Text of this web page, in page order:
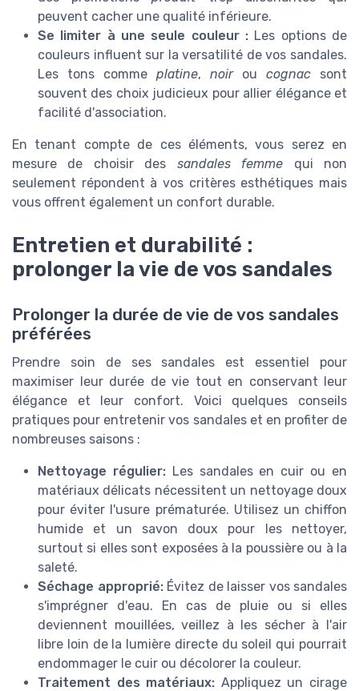
peuvent cacher une qualité inférieure.
Se limiter à une seule couleur : Les options de
couleurs influent sur la versatilité de vos sandales.
Les tons comme platine, noirou cognac sont
souvent des choix judicieux pour allier élégance et
facilité d'association.
En tenant compte de ces éléments, vous serez en
mesure de choisir des sandales femme qui non
seulement répondent à vos critères esthétiques mais
vous offrent également un confort durable.
Entretien et durabilité :
prolonger la vie de vos sandales
Prolonger la durée de vie de vos sandales
préférées
Prendre soin de ses sandales est essentiel pour
maximiser leur durée de vie tout en conservant leur
élégance et leur confort. Voici quelques conseils
pratiques pour entretenir vos sandales et en profiter de
nombreuses saisons :
Nettoyage régulier:Les sandales en cuir ou en
matériaux délicats nécessitent un nettoyage doux
pour éviter l'usure prématurée. Utilisez un chiffon
humide et un savon doux pour les nettoyer,
surtout si elles sont exposées à la poussière ou à la
saleté.
Séchage approprié:Évitez de laisser vos sandales
s'imprégner d'eau. En cas de pluie ou si elles
deviennent mouillées, veillez à les sécher à l'air
libre loin de la lumière directe du soleil qui pourrait
endommager le cuir ou décolorer la couleur.
Traitement des matériaux: Appliquez un cirage